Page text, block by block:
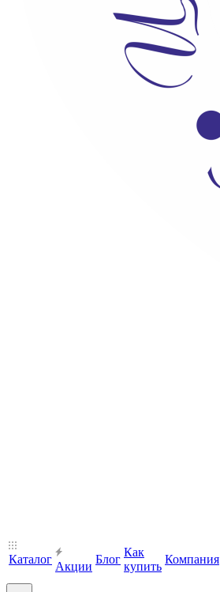
Каталог
Акции
Блог
Как
купить
Компания